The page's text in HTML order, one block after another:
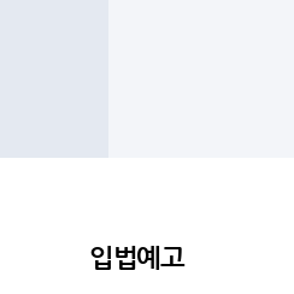
입법예고